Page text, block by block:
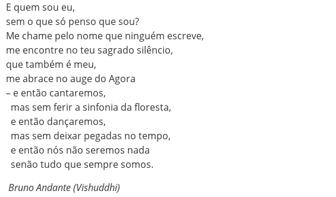
E quem sou eu,
sem o que só penso que sou?
Me chame pelo nome que ninguém escreve,
me encontre no teu sagrado silêncio,
que também é meu,
me abrace no auge do Agora
– e então cantaremos,
mas sem ferir a sinfonia da floresta,
e então dançaremos,
mas sem deixar pegadas no tempo,
e então nós não seremos nada
senão tudo que sempre somos.
Bruno Andante (Vishuddhi)